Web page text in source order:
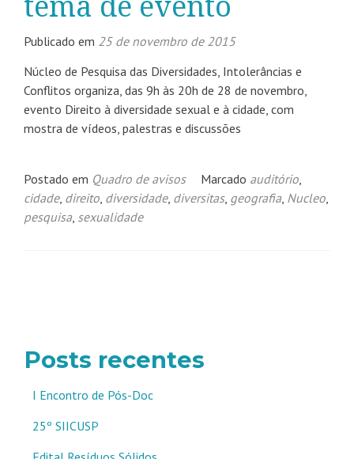
Publicado em 25 de novembro de 2015
Núcleo de Pesquisa das Diversidades, Intolerâncias e
Conflitos organiza, das 9h às 20h de 28 de novembro,
evento Direito à diversidade sexual e à cidade, com
mostra de vídeos, palestras e discussões
Postado em Quadro de avisos Marcado auditório,
cidade, direito, diversidade, diversitas, geografia, Nucleo,
pesquisa, sexualidade
Posts recentes
I Encontro de Pós-Doc
25º SIICUSP